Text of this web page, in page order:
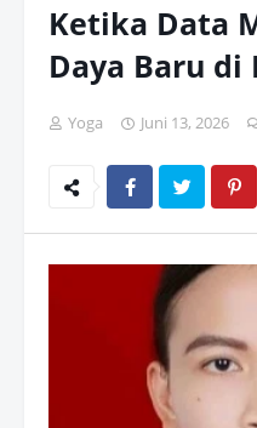
Ketika Data
Daya Baru di
Yoga Juni 13, 2026